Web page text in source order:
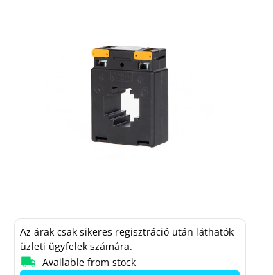
Az árak csak sikeres regisztráció után láthatók
üzleti ügyfelek számára.
Available from stock